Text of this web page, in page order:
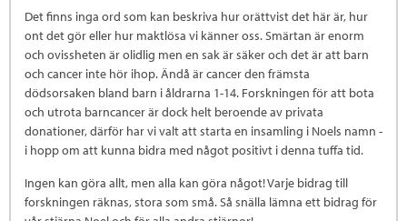
Det finns inga ord som kan beskriva hur orättvist det här är, hur
ont det gör eller hur maktlösa vi känner oss. Smärtan är enorm
och ovissheten är olidlig men en sak är säker och det är att barn
och cancer inte hör ihop. Ändå är cancer den främsta
dödsorsaken bland barn i åldrarna 1-14. Forskningen för att bota
och utrota barncancer är dock helt beroende av privata
donationer, därför har vi valt att starta en insamling i Noels namn -
i hopp om att kunna bidra med något positivt i denna tuffa tid.
Ingen kan göra allt, men alla kan göra något! Varje bidrag till
forskningen räknas, stora som små. Så snälla lämna ett bidrag för